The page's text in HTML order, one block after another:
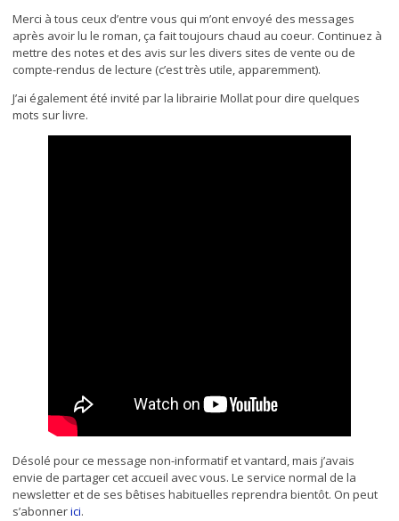
Merci à tous ceux d’entre vous qui m’ont envoyé des messages
après avoir lu le roman, ça fait toujours chaud au coeur. Continuez à
mettre des notes et des avis sur les divers sites de vente ou de
compte-rendus de lecture (c’est très utile, apparemment).
J’ai également été invité par la librairie Mollat pour dire quelques
mots sur livre.
Désolé pour ce message non-informatif et vantard, mais j’avais
envie de partager cet accueil avec vous. Le service normal de la
newsletter et de ses bêtises habituelles reprendra bientôt. On peut
s’abonnerici.